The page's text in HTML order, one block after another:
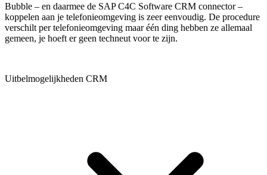
Bubble – en daarmee de SAP C4C Software CRM connector –
koppelen aan je telefonieomgeving is zeer eenvoudig. De procedure
verschilt per telefonieomgeving maar één ding hebben ze allemaal
gemeen, je hoeft er geen techneut voor te zijn.
Uitbelmogelijkheden CRM